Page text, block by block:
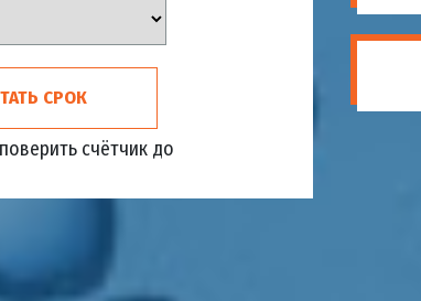
СРОК
счётчик до